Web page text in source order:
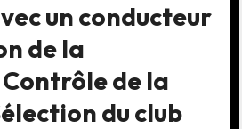
un conducteur
de la
de la
du club